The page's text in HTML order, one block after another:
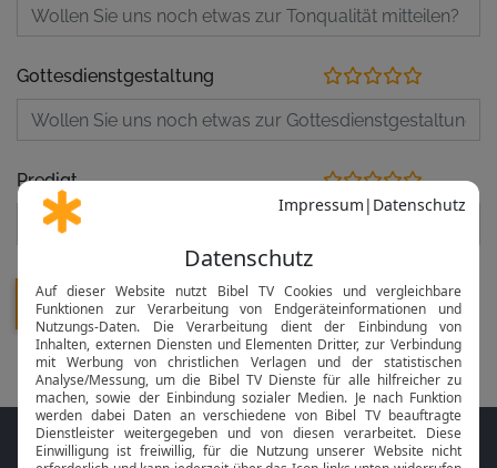
Gottesdienstgestaltung
Predigt
Folge MeinGottesdienst.com auf den